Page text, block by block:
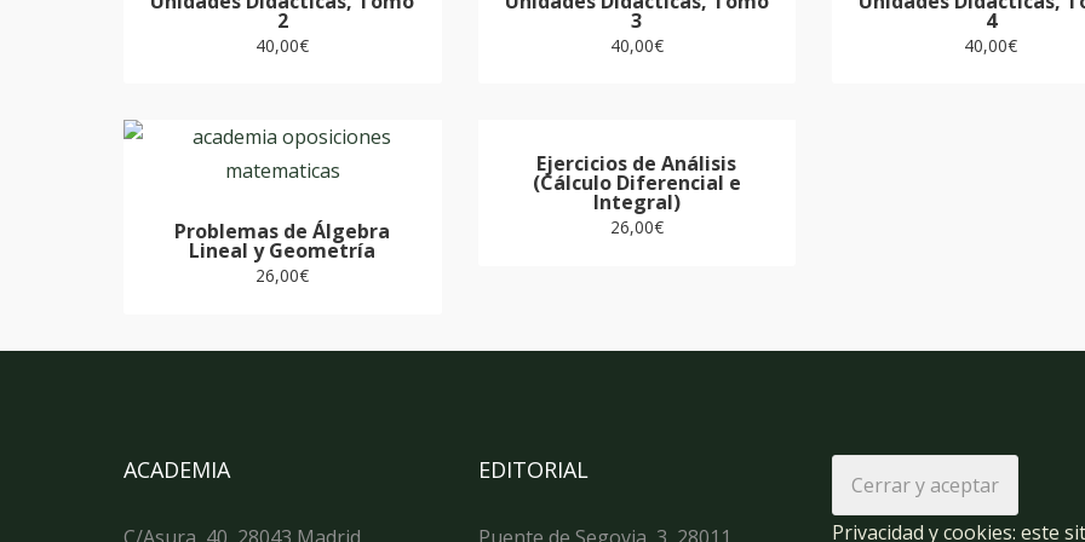
2
40,00€
3
40,00€
4
40,00€
Problemas de Álgebra
Lineal y Geometría
26,00€
Ejercicios de Análisis
(Cálculo Diferencial e
Integral)
26,00€
ACADEMIA EDITORIAL
Privacidad y cookies: este